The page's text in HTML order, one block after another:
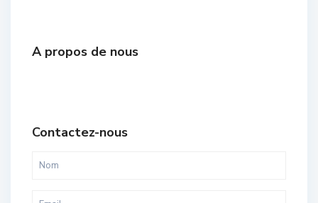
A propos de nous
Contactez-nous